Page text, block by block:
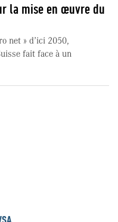
la mise en œuvre du
net » d’ici 2050,
fait face à un